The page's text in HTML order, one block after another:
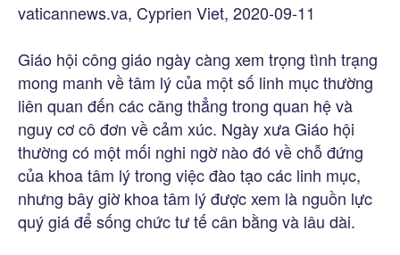
vaticannews.va, Cyprien Viet, 2020-09-11
Giáo hội công giáo ngày càng xem trọng tình trạng
mong manh về tâm lý của một số linh mục thường
liên quan đến các căng thẳng trong quan hệ và
nguy cơ cô đơn về cảm xúc. Ngày xưa Giáo hội
thường có một mối nghi ngờ nào đó về chỗ đứng
của khoa tâm lý trong việc đào tạo các linh mục,
nhưng bây giờ khoa tâm lý được xem là nguồn lực
quý giá để sống chức tư tế cân bằng và lâu dài.